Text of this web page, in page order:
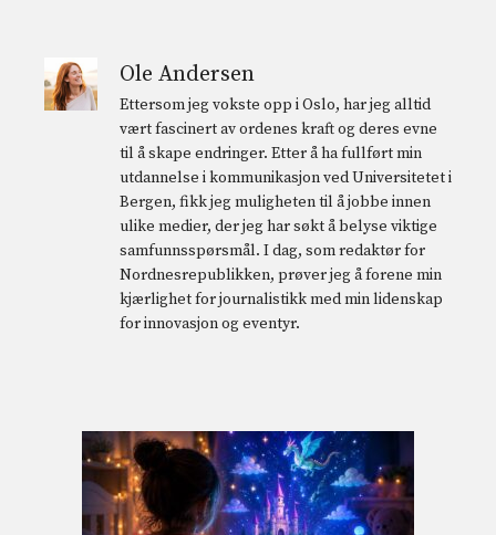
Ole Andersen
Ettersom jeg vokste opp i Oslo, har jeg alltid
vært fascinert av ordenes kraft og deres evne
til å skape endringer. Etter å ha fullført min
utdannelse i kommunikasjon ved Universitetet i
Bergen, fikk jeg muligheten til å jobbe innen
ulike medier, der jeg har søkt å belyse viktige
samfunnsspørsmål. I dag, som redaktør for
Nordnesrepublikken, prøver jeg å forene min
kjærlighet for journalistikk med min lidenskap
for innovasjon og eventyr.